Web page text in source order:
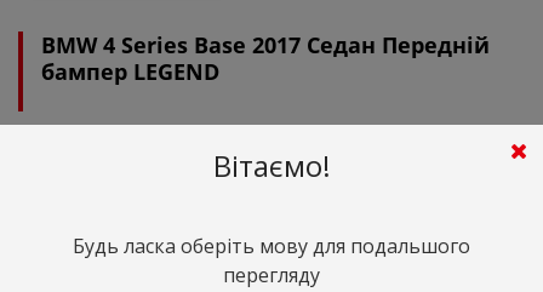
BMW 4 Series Base 2017 Седан Передній
бампер LEGEND
грн. ($145.6)
Вітаємо!
Будь ласка оберіть мову для подальшого
перегляду